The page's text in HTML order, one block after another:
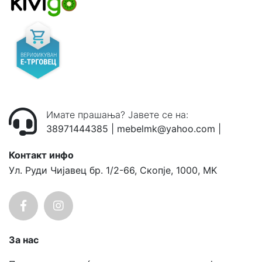
Имате прашања? Јавете се на:
38971444385
mebelmk@yahoo.com
Контакт инфо
Ул. Руди Чијавец бр. 1/2-66, Скопје, 1000, MK
За нас